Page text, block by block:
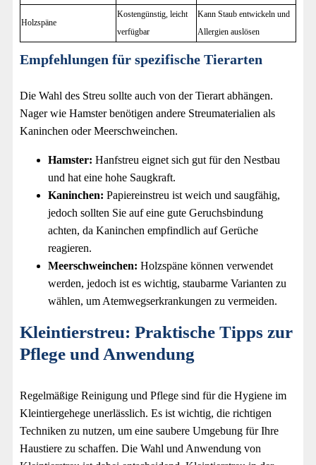
Holzspäne
Kostengünstig, leicht
verfügbar
Kann Staub entwickeln und
Allergien auslösen
Empfehlungen für spezifische Tierarten
Die Wahl des Streu sollte auch von der Tierart abhängen.
Nager wie Hamster benötigen andere Streumaterialien als
Kaninchen oder Meerschweinchen.
Hamster: Hanfstreu eignet sich gut für den Nestbau
und hat eine hohe Saugkraft.
Kaninchen: Papiereinstreu ist weich und saugfähig,
jedoch sollten Sie auf eine gute Geruchsbindung
achten, da Kaninchen empfindlich auf Gerüche
reagieren.
Meerschweinchen: Holzspäne können verwendet
werden, jedoch ist es wichtig, staubarme Varianten zu
wählen, um Atemwegserkrankungen zu vermeiden.
Kleintierstreu: Praktische Tipps zur
Pflege und Anwendung
Regelmäßige Reinigung und Pflege sind für die Hygiene im
Kleintiergehege unerlässlich. Es ist wichtig, die richtigen
Techniken zu nutzen, um eine saubere Umgebung für Ihre
Haustiere zu schaffen. Die Wahl und Anwendung von